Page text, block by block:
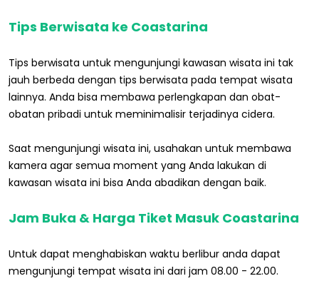
Tips Berwisata ke Coastarina
Tips berwisata untuk mengunjungi kawasan wisata ini tak
jauh berbeda dengan tips berwisata pada tempat wisata
lainnya. Anda bisa membawa perlengkapan dan obat-
obatan pribadi untuk meminimalisir terjadinya cidera.
Saat mengunjungi wisata ini, usahakan untuk membawa
kamera agar semua moment yang Anda lakukan di
kawasan wisata ini bisa Anda abadikan dengan baik.
Jam Buka & Harga Tiket Masuk Coastarina
Untuk dapat menghabiskan waktu berlibur anda dapat
mengunjungi tempat wisata ini dari jam 08.00 - 22.00.